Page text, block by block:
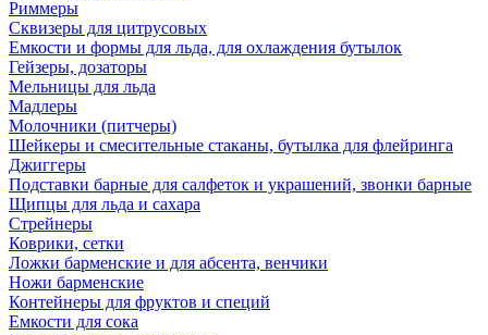
Риммеры
Сквизеры для цитрусовых
Емкости и формы для льда, для охлаждения бутылок
Гейзеры, дозаторы
Мельницы для льда
Мадлеры
Молочники (питчеры)
Шейкеры и смесительные стаканы, бутылка для флейринга
Джиггеры
Подставки барные для салфеток и украшений, звонки барные
Щипцы для льда и сахара
Стрейнеры
Коврики, сетки
Ложки барменские и для абсента, венчики
Ножи барменские
Контейнеры для фруктов и специй
Емкости для сока